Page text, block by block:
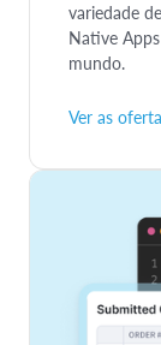
variedade
Native
mundo.
Ver as